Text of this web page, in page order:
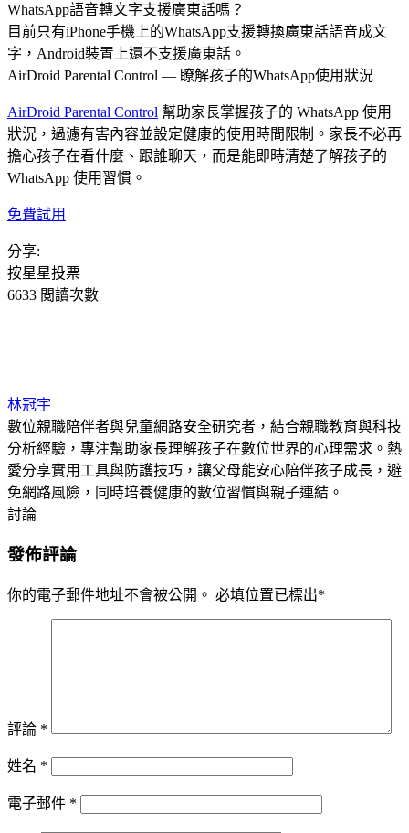
WhatsApp語音轉文字支援廣東話嗎？
目前只有iPhone手機上的WhatsApp支援轉換廣東話語音成文
字，Android裝置上還不支援廣東話。
AirDroid Parental Control — 瞭解孩子的WhatsApp使用狀況
AirDroid Parental Control 幫助家長掌握孩子的 WhatsApp 使用
狀況，過濾有害內容並設定健康的使用時間限制。家長不必再
擔心孩子在看什麼、跟誰聊天，而是能即時清楚了解孩子的
WhatsApp 使用習慣。
免費試用
分享:
按星星投票
6633 閲讀次數
林冠宇
數位親職陪伴者與兒童網路安全研究者，結合親職教育與科技
分析經驗，專注幫助家長理解孩子在數位世界的心理需求。熱
愛分享實用工具與防護技巧，讓父母能安心陪伴孩子成長，避
免網路風險，同時培養健康的數位習慣與親子連結。
討論
發佈評論
你的電子郵件地址不會被公開。 必填位置已標出*
評論 *
姓名 *
電子郵件 *